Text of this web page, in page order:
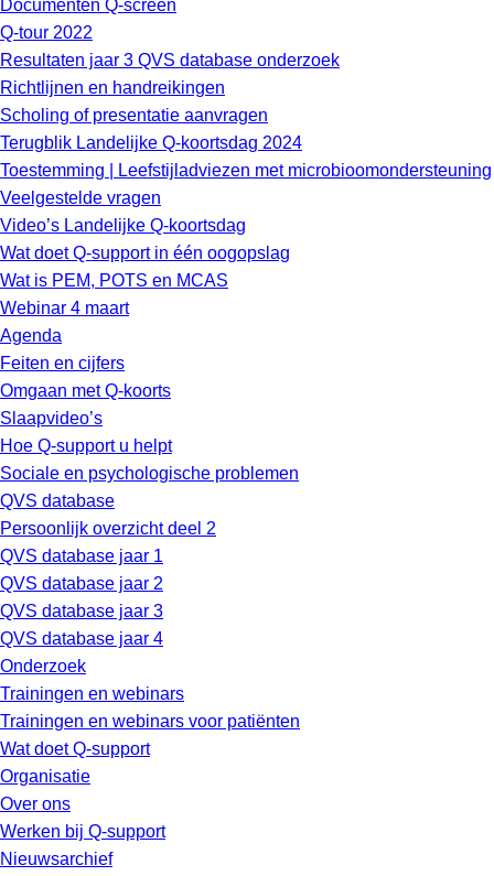
Documenten Q-screen
Q-tour 2022
Resultaten jaar 3 QVS database onderzoek
Richtlijnen en handreikingen
Scholing of presentatie aanvragen
Terugblik Landelijke Q-koortsdag 2024
Toestemming | Leefstijladviezen met microbioomondersteuning
Veelgestelde vragen
Video’s Landelijke Q-koortsdag
Wat doet Q-support in één oogopslag
Wat is PEM, POTS en MCAS
Webinar 4 maart
Agenda
Feiten en cijfers
Omgaan met Q-koorts
Slaapvideo’s
Hoe Q-support u helpt
Sociale en psychologische problemen
QVS database
Persoonlijk overzicht deel 2
QVS database jaar 1
QVS database jaar 2
QVS database jaar 3
QVS database jaar 4
Onderzoek
Trainingen en webinars
Trainingen en webinars voor patiënten
Wat doet Q-support
Organisatie
Over ons
Werken bij Q-support
Nieuwsarchief